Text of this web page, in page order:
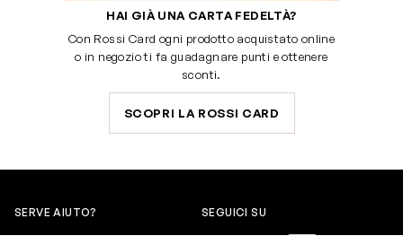
HAI GIÀ UNA CARTA FEDELTÀ?
Con Rossi Card ogni prodotto acquistato online
o in negozio ti fa guadagnare punti e ottenere
sconti.
SCOPRI LA ROSSI CARD
SERVE AIUTO? SEGUICI SU